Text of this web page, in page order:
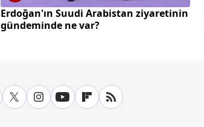
Erdoğan'ın Suudi Arabistan ziyaretinin
gündeminde ne var?